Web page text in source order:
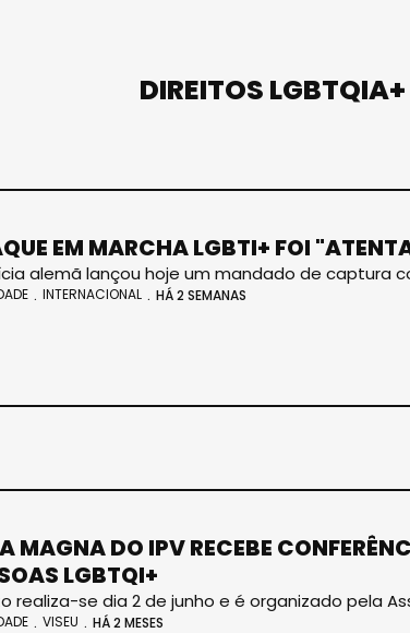
DIREITOS LGBTQIA+
EM MARCHA LGBTI+ FOI
alemã lançou hoje um mandado de captura
INTERNACIONAL HÁ 2 SEMANAS
MAGNA DO IPV RECEBE
LGBTQI+
realiza-se dia 2 de junho e é organizado pela
VISEU HÁ 2 MESES